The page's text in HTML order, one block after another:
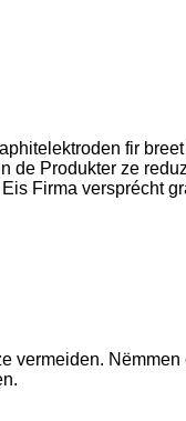
fir
Produkter ze
Firma versprécht